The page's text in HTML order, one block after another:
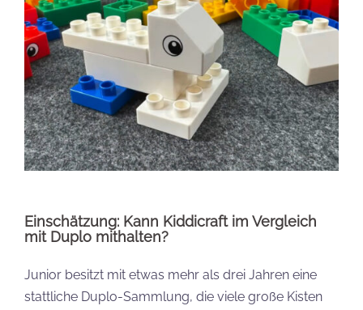
Einschätzung: Kann Kiddicraft im Vergleich
mit Duplo mithalten?
Junior besitzt mit etwas mehr als drei Jahren eine
stattliche Duplo-Sammlung, die viele große Kisten